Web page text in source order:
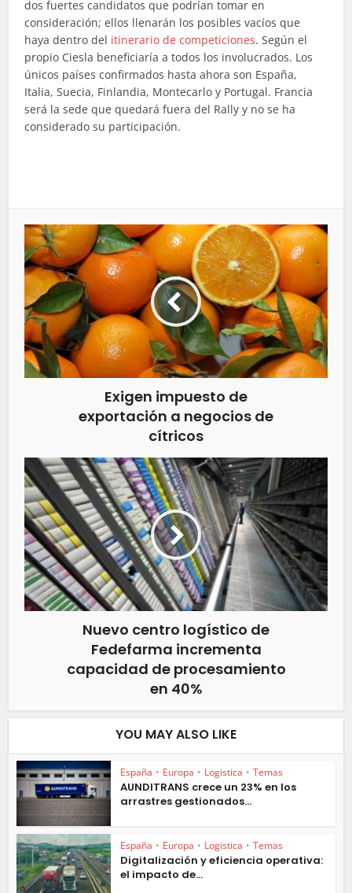
dos fuertes candidatos que podrían tomar en
consideración; ellos llenarán los posibles vacíos que
haya dentro del itinerario de competiciones. Según el
propio Ciesla beneficiaría a todos los involucrados. Los
únicos países confirmados hasta ahora son España,
Italia, Suecia, Finlandia, Montecarlo y Portugal. Francia
será la sede que quedará fuera del Rally y no se ha
considerado su participación.
Exigen impuesto de
exportación a negocios de
cítricos
Nuevo centro logístico de
Fedefarma incrementa
capacidad de procesamiento
en 40%
YOU MAY ALSO LIKE
España • Europa • Logistica • Temas
AUNDITRANS crece un 23% en los
arrastres gestionados...
España • Europa • Logistica • Temas
Digitalización y eficiencia operativa:
el impacto de...